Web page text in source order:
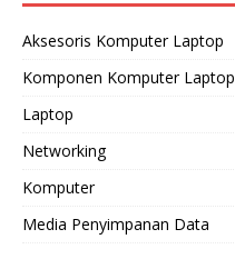
Aksesoris Komputer Laptop
Komponen Komputer Laptop
Laptop
Networking
Komputer
Media Penyimpanan Data